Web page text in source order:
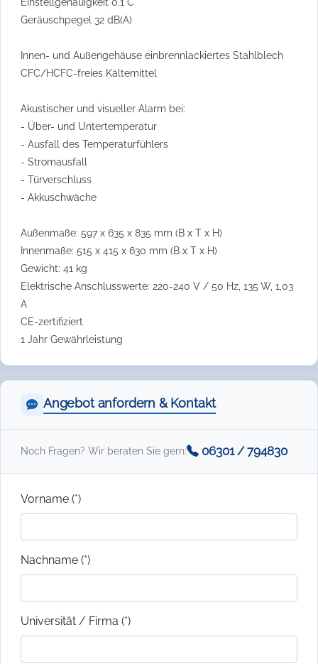
Geräuschpegel 32 dB(A)
Innen- und Außengehäuse einbrennlackiertes Stahlblech
CFC/HCFC-freies Kältemittel
Akustischer und visueller Alarm bei:
- Über- und Untertemperatur
- Ausfall des Temperaturfühlers
- Stromausfall
- Türverschluss
- Akkuschwäche
Außenmaße: 597 x 635 x 835 mm (B x T x H)
Innenmaße: 515 x 415 x 630 mm (B x T x H)
Gewicht: 41 kg
Elektrische Anschlusswerte: 220-240 V / 50 Hz, 135 W, 1,03
A
CE-zertifiziert
1 Jahr Gewährleistung
Angebot anfordern & Kontakt
Noch Fragen? Wir beraten Sie gern: 06301 / 794830
Vorname (*)
Nachname (*)
Universität / Firma (*)